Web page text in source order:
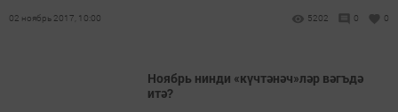
02 ноябрь 2017, 10:00 5202 0 0
Ноябрь нинди «күчтәнәч»ләр вәгъдә
итә?